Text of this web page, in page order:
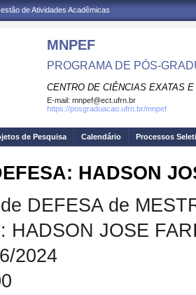
de Atividades Acadêmicas
MNPEF
PROGRAMA DE PÓS-
CENTRO DE CIÊNCIAS EXATAS
E-mail: mnpef@ect.ufrn.br
https://posgraduacao.ufrn.br/mnpef
de Pesquisa Calendário Processos
HADSON
DEFESA de
HADSON JOSE
2024